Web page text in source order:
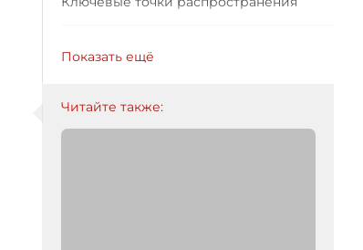
Показать ещё
Читайте также: